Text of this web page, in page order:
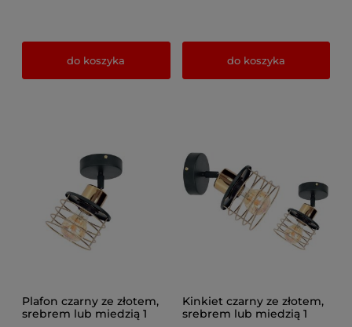
do koszyka do koszyka
Plafon czarny ze złotem,
srebrem lub miedzią 1
Kinkiet czarny ze złotem,
srebrem lub miedzią 1